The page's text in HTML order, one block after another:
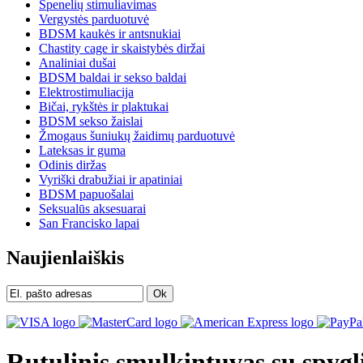
Spenelių stimuliavimas
Vergystės parduotuvė
BDSM kaukės ir antsnukiai
Chastity cage ir skaistybės diržai
Analiniai dušai
BDSM baldai ir sekso baldai
Elektrostimuliacija
Bičai, rykštės ir plaktukai
BDSM sekso žaislai
Žmogaus šuniukų žaidimų parduotuvė
Lateksas ir guma
Odinis diržas
Vyriški drabužiai ir apatiniai
BDSM papuošalai
Seksualūs aksesuarai
San Francisko lapai
Naujienlaiškis
Ok